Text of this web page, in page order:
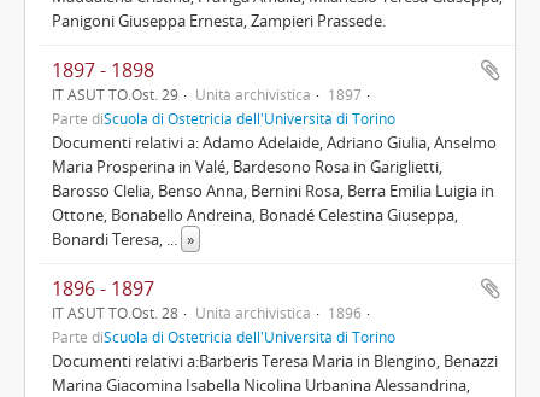
Panigoni Giuseppa Ernesta, Zampieri Prassede.
1897 - 1898
IT ASUT TO.Ost. 29 Unità archivistica
1897
Parte diScuola di Ostetricia dell'Università di Torino
Documenti relativi a: Adamo Adelaide, Adriano Giulia, Anselmo
Maria Prosperina in Valé, Bardesono Rosa in Gariglietti,
Barosso Clelia, Benso Anna, Bernini Rosa, Berra Emilia Luigia in
Ottone, Bonabello Andreina, Bonadé Celestina Giuseppa,
Bonardi Teresa, ... »
1896 - 1897
IT ASUT TO.Ost. 28 Unità archivistica
1896
Parte diScuola di Ostetricia dell'Università di Torino
Documenti relativi a:Barberis Teresa Maria in Blengino, Benazzi
Marina Giacomina Isabella Nicolina Urbanina Alessandrina,